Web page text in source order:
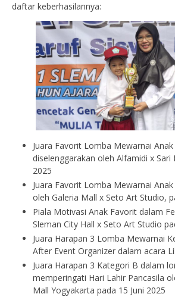
daftar keberhasilannya:
Juara Favorit Lomba Mewarnai
diselenggarakan oleh Alfamidi x Sari
2025
Juara Favorit Lomba Mewarnai
oleh Galeria Mall x Seto Art Studio,
Piala Motivasi Anak Favorit dalam
Sleman City Hall x Seto Art Studio
Juara Harapan 3 Lomba Mewarnai
After Event Organizer dalam acara
Juara Harapan 3 Kategori B dalam
memperingati Hari Lahir Pancasila
Mall Yogyakarta pada 15 Juni 2025